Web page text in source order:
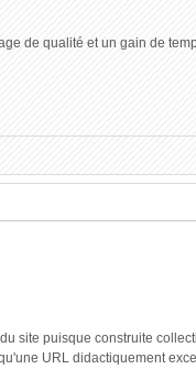
de qualité et un gain de
site puisque construite
URL didactiquement